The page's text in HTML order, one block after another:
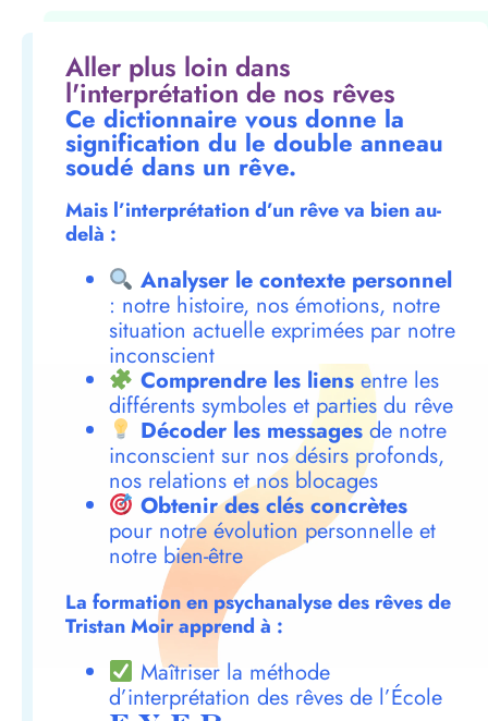
Aller plus loin dans
l'interprétation de nos rêves
Ce dictionnaire vous donne la
signification du le double anneau
soudé dans un rêve.
Mais l’interprétation d’un rêve va bien au-
delà :
Analyser le contexte personnel
: notre histoire, nos émotions, notre
situation actuelle exprimées par notre
inconscient
Comprendre les liensentre les
différents symboles et parties du rêve
Décoder les messagesde notre
inconscient sur nos désirs profonds,
nos relations et nos blocages
Obtenir des clés concrètes
pour notre évolution personnelle et
notre bien-être
La formation en psychanalyse des rêves de
Tristan Moir apprend à :
Maîtriser la méthode
d’interprétation des rêves de l’École